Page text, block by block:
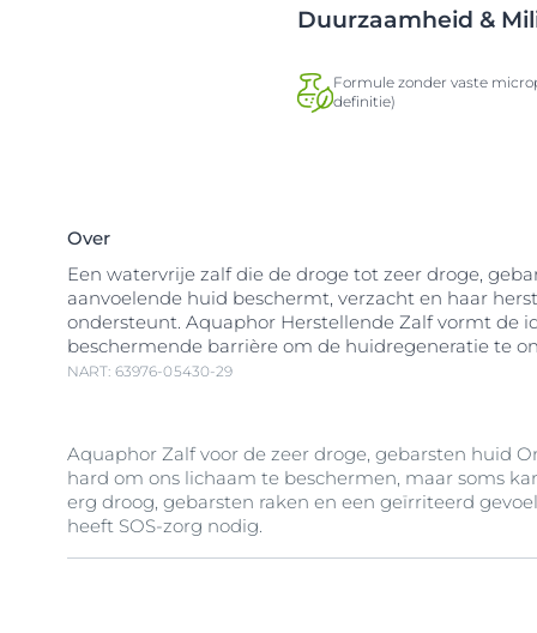
Duurzaamheid &
Formule zonder vaste
definitie)
Over
Een watervrije zalf die de droge tot zeer droge,
aanvoelende huid beschermt, verzacht en haar
ondersteunt. Aquaphor Herstellende Zalf vormt de
beschermende barrière om de huidregeneratie te
NART: 63976-05430-29
Aquaphor Zalf voor de zeer droge, gebarsten huid
hard om ons lichaam te beschermen, maar soms
erg droog, gebarsten raken en een geïrriteerd
heeft SOS-zorg nodig.